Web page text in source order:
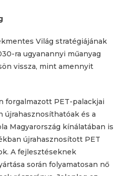
Világ stratégiájának
ra ugyanannyi műanyag
vissza, mint amennyit
forgalmazott PET-palackjai
újrahasznosíthatóak és a
Magyarország kínálatában is
újrahasznosított PET
A fejlesztéseknek
során folyamatosan nő